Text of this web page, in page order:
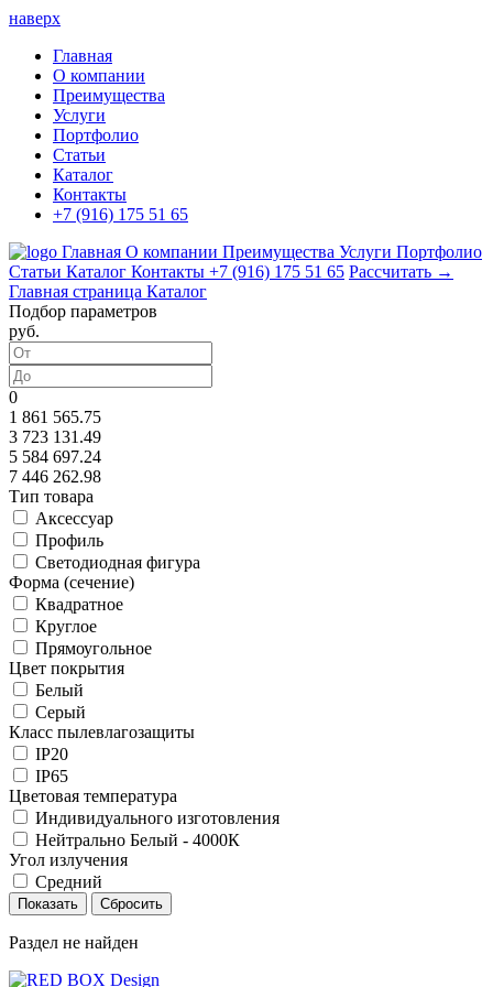
наверх
Главная
О компании
Преимущества
Услуги
Портфолио
Статьи
Каталог
Контакты
+7 (916) 175 51 65
Главная О компании Преимущества Услуги Портфолио
Статьи Каталог Контакты +7 (916) 175 51 65 Рассчитать →
Главная страница Каталог
Подбор параметров
руб.
0
1 861 565.75
3 723 131.49
5 584 697.24
7 446 262.98
Тип товара
Аксессуар
Профиль
Светодиодная фигура
Форма (сечение)
Квадратное
Круглое
Прямоугольное
Цвет покрытия
Белый
Серый
Класс пылевлагозащиты
IP20
IP65
Цветовая температура
Индивидуального изготовления
Нейтрально Белый - 4000К
Угол излучения
Средний
Раздел не найден